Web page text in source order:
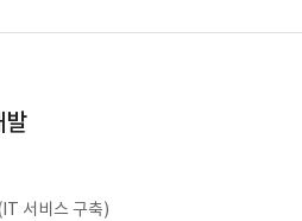
발
서비스 구축)